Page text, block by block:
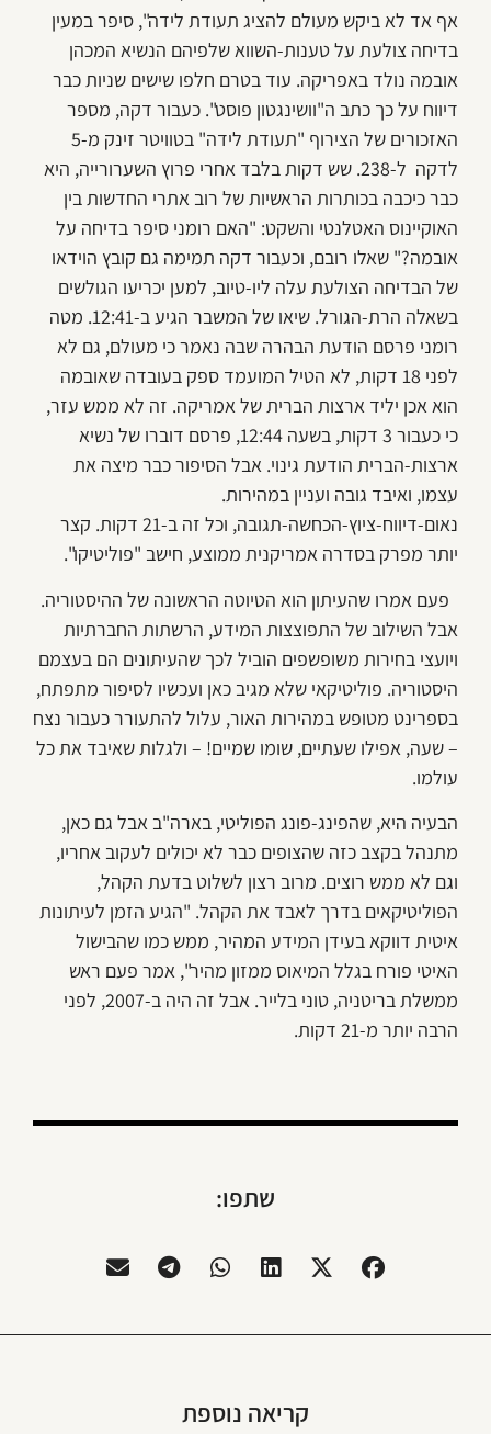
אף אד לא ביקש מעולם להציג תעודת לידה", סיפר במעין
בדיחה צולעת על טענות-השווא שלפיהם הנשיא המכהן
אובמה נולד באפריקה. עוד בטרם חלפו שישים שניות כבר
דיווח על כך כתב ה"וושינגטון פוסט". כעבור דקה, מספר
האזכורים של הצירוף "תעודת לידה" בטוויטר זינק מ-5
לדקה ל-238. שש דקות בלבד אחרי פרוץ השערורייה, היא
כבר כיכבה בכותרות הראשיות של רוב אתרי החדשות בין
האוקיינוס האטלנטי והשקט: "האם רומני סיפר בדיחה על
אובמה?" שאלו רובם, וכעבור דקה תמימה גם קובץ הוידאו
של הבדיחה הצולעת עלה ליו-טיוב, למען יכריעו הגולשים
בשאלה הרת-הגורל. שיאו של המשבר הגיע ב-12:41. מטה
רומני פרסם הודעת הבהרה שבה נאמר כי מעולם, גם לא
לפני 18 דקות, לא הטיל המועמד ספק בעובדה שאובמה
הוא אכן יליד ארצות הברית של אמריקה. זה לא ממש עזר,
כי כעבור 3 דקות, בשעה 12:44, פרסם דוברו של נשיא
ארצות-הברית הודעת גינוי. אבל הסיפור כבר מיצה את
עצמו, ואיבד גובה ועניין במהירות.
נאום-דיווח-ציוץ-הכחשה-תגובה, וכל זה ב-21 דקות. קצר
יותר מפרק בסדרה אמריקנית ממוצע, חישב "פוליטיקו".
פעם אמרו שהעיתון הוא הטיוטה הראשונה של ההיסטוריה.
אבל השילוב של התפוצצות המידע, הרשתות החברתיות
ויועצי בחירות משופשפים הוביל לכך שהעיתונים הם בעצמם
היסטוריה. פוליטיקאי שלא מגיב כאן ועכשיו לסיפור מתפתח,
בספרינט מטופש במהירות האור, עלול להתעורר כעבור נצח
– שעה, אפילו שעתיים, שומו שמיים! – ולגלות שאיבד את כל
עולמו.
הבעיה היא, שהפינג-פונג הפוליטי, בארה"ב אבל גם כאן,
מתנהל בקצב כזה שהצופים כבר לא יכולים לעקוב אחריו,
וגם לא ממש רוצים. מרוב רצון לשלוט בדעת הקהל,
הפוליטיקאים בדרך לאבד את הקהל. "הגיע הזמן לעיתונות
איטית דווקא בעידן המידע המהיר, ממש כמו שהבישול
האיטי פורח בגלל המיאוס ממזון מהיר", אמר פעם ראש
ממשלת בריטניה, טוני בלייר. אבל זה היה ב-2007, לפני
הרבה יותר מ-21 דקות.
שתפו:
קריאה נוספת